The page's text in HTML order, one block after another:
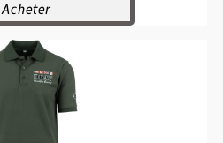
Acheter